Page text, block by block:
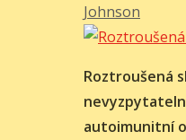
Johnson
Roztroušená
autoimunitní